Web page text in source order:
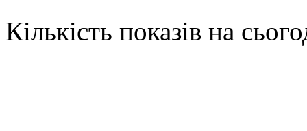
Кількість показів на